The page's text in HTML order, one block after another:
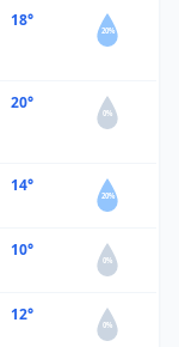
18°
20%
20°
0%
14°
20%
10°
0%
12°
0%